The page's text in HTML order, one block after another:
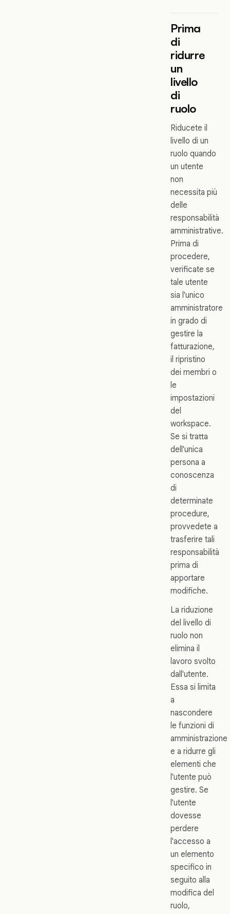
Prima
di
ridurre
un
livello
di
ruolo
Riducete il
livello di un
ruolo quando
un utente
non
necessita più
delle
responsabilità
amministrative.
Prima di
procedere,
verificate se
tale utente
sia l'unico
amministratore
in grado di
gestire la
fatturazione,
il ripristino
dei membri o
le
impostazioni
del
workspace.
Se si tratta
dell'unica
persona a
conoscenza
di
determinate
procedure,
provvedete a
trasferire tali
responsabilità
prima di
apportare
modifiche.
La riduzione
del livello di
ruolo non
elimina il
lavoro svolto
dall'utente.
Essa si limita
a
nascondere
le funzioni di
amministrazione
e a ridurre gli
elementi che
l'utente può
gestire. Se
l'utente
dovesse
perdere
l'accesso a
un elemento
specifico in
seguito alla
modifica del
ruolo,